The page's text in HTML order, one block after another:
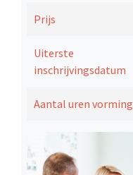
Prijs
Uiterste
inschrijvingsdatum
Aantal uren vorming